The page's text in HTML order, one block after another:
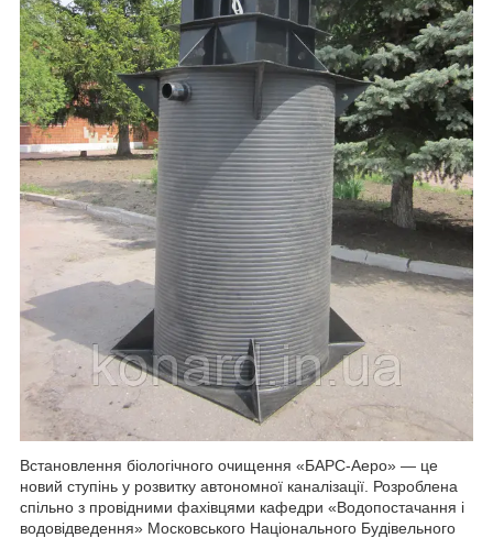
Встановлення біологічного очищення «БАРС-Аеро» — це
новий ступінь у розвитку автономної каналізації. Розроблена
спільно з провідними фахівцями кафедри «Водопостачання і
водовідведення» Московського Національного Будівельного